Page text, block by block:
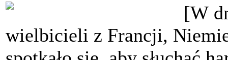
[W
wielbicieli z Francji,